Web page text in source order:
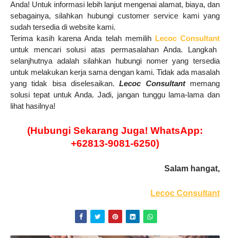
Anda! Untuk informasi lebih lanjut mengenai alamat, biaya, dan
sebagainya, silahkan hubungi customer service kami yang
sudah tersedia di website kami.
Terima kasih karena Anda telah memilih
Lecoc Consultant
untuk mencari solusi atas permasalahan Anda. Langkah
selanjhutnya adalah silahkan hubungi nomer yang tersedia
untuk melakukan kerja sama dengan kami. Tidak ada masalah
yang tidak bisa diselesaikan.Lecoc Consultantmemang
solusi tepat untuk Anda. Jadi, jangan tunggu lama-lama dan
lihat hasilnya!
(Hubungi Sekarang Juga! WhatsApp:
+62813-9081-6250)
Salam hangat,
Lecoc Consultant